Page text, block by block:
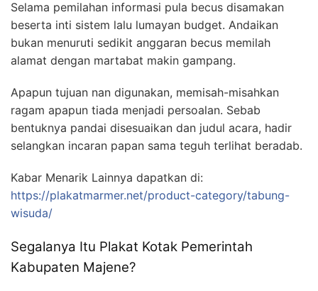
Selama pemilahan informasi pula becus disamakan
beserta inti sistem lalu lumayan budget. Andaikan
bukan menuruti sedikit anggaran becus memilah
alamat dengan martabat makin gampang.
Apapun tujuan nan digunakan, memisah-misahkan
ragam apapun tiada menjadi persoalan. Sebab
bentuknya pandai disesuaikan dan judul acara, hadir
selangkan incaran papan sama teguh terlihat beradab.
Kabar Menarik Lainnya dapatkan di:
https://plakatmarmer.net/product-category/tabung-
wisuda/
Segalanya Itu Plakat Kotak Pemerintah
Kabupaten Majene?